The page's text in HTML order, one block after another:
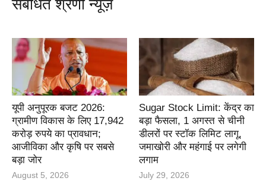
संबंधित श्रेणी न्यूज़
यूपी अनुपूरक बजट 2026:
ग्रामीण विकास के लिए 17,942
करोड़ रुपये का प्रावधान;
आजीविका और कृषि पर सबसे
बड़ा जोर
August 5, 2026
Sugar Stock Limit: केंद्र का
बड़ा फैसला, 1 अगस्त से चीनी
डीलरों पर स्टॉक लिमिट लागू,
जमाखोरी और महंगाई पर लगेगी
लगाम
July 29, 2026